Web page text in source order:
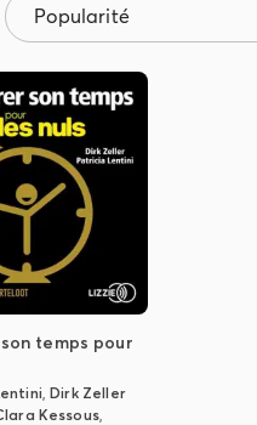
Popularité
temps pour
,Dirk Zeller
Kessous,